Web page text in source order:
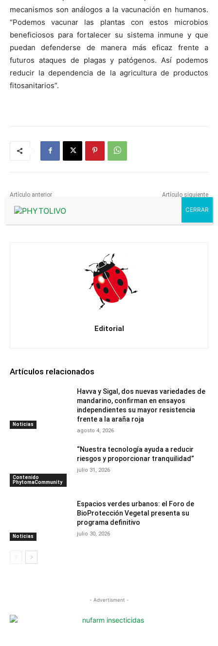
mecanismos son análogos a la vacunación en humanos.
“Podemos vacunar las plantas con estos microbios
beneficiosos para fortalecer su sistema inmune y que
puedan defenderse de manera más eficaz frente a
futuros ataques de plagas y patógenos. Así podemos
reducir la dependencia de la agricultura de productos
fitosanitarios”.
Artículo anterior
La EFSA digitaliza las fichas
de vigilancia de plagas
Artículo siguiente
FMC adquiere el fungicida
Editorial
Artículos relacionados
Noticias
Havva y Sigal, dos nuevas variedades de
mandarino, confirman en ensayos
independientes su mayor resistencia
frente a la araña roja
agosto 4, 2026
Contenido
PhytomaCommunity
“Nuestra tecnología ayuda a reducir
riesgos y proporcionar tranquilidad”
julio 31, 2026
Noticias
Espacios verdes urbanos: el Foro de
BioProtección Vegetal presenta su
programa definitivo
julio 30, 2026
- Advertisment -